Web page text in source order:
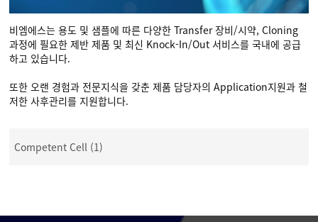
비엠에스는 용도 및 샘플에 따른 다양한 Transfer 장비/시약, Cloning
과정에 필요한 제반 제품 및 최신 Knock-In/Out 서비스를 국내에 공급
하고 있습니다.
또한 오랜 경험과 전문지식을 갖춘 제품 담당자의 Application지원과 철
저한 사후관리를 지원합니다.
Competent Cell (1)